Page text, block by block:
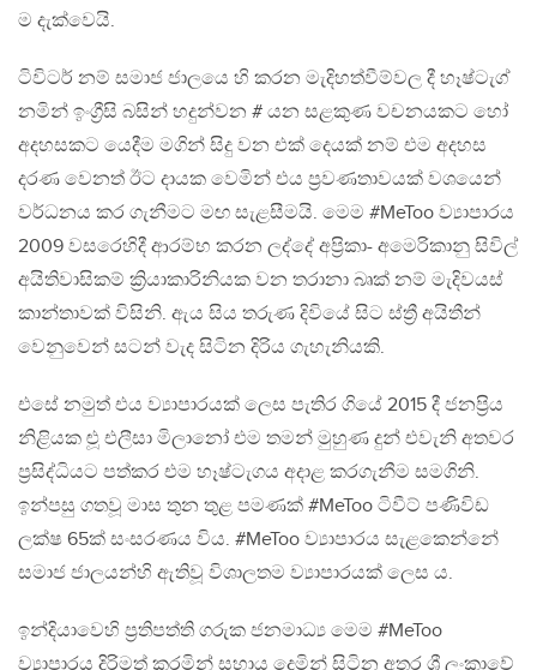
ම දැක්වෙයි.
ටිවිටර් නම් සමාජ ජාලයෙ හි කරන මැදිහත්වීම්වල දී හෑෂ්ටැග්
නමින් ඉංග්‍රීසි බසින් හදුන්වන # යන සළකුණ වචනයකට හෝ
අදහසකට යෙදීම මගින් සිදු වන එක් දෙයක් නම් එම අදහස
දරණ වෙනත් ඊට දායක වෙමින් එය ප්‍රවණතාවයක් වශයෙන්
වර්ධනය කර ගැනීමට මඟ සැළසීමයි. මෙම #MeToo ව්‍යාපාරය
2009 වසරෙහිදී ආරම්භ කරන ලද්දේ අප්‍රිකා- අමෙරිකානු සිවිල්
අයිතිවාසිකම් ක්‍රියාකාරිනියක වන තරානා බෘක් නම් මැදිවයස්
කාන්තාවක් විසිනි. ඇය සිය තරුණ දිවියේ සිට ස්ත්‍රී අයිතීන්
වෙනුවෙන් සටන් වැද සිටින දිරිය ගැහැනියකි.
එසේ නමුත් එය ව්‍යාපාරයක් ලෙස පැතිර ගියේ 2015 දී ජනප්‍රිය
නිළියක ළුූ එලීසා මිලානෝ එම තමන් මුහුණ දුන් එවැනි අතවර
ප්‍රසිද්ධියට පත්කර එම හෑෂ්ටැගය අදාළ කරගැනීම සමගිනි.
ඉන්පසු ගතවූ මාස තුන තුළ පමණක් #MeToo ටිවීට් පණිවිඩ
ලක්ෂ 65ක් සංසරණය විය. #MeToo ව්‍යාපාරය සැළකෙන්නේ
සමාජ ජාලයන්හි ඇතිවූ විශාලතම ව්‍යාපාරයක් ලෙස ය.
ඉන්දියාවෙහි ප්‍රතිපත්ති ගරුක ජනමාධ්‍ය මෙම #MeToo
ව්‍යාපාරය දිරිමත් කරමින් සහාය දෙමින් සිටින අතර ශ්‍රී ලංකාවේ